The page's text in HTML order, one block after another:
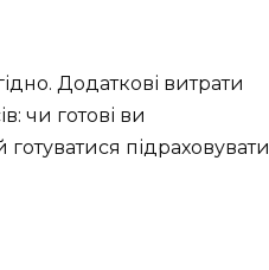
Додаткові витрати
чи готові ви
підраховувати